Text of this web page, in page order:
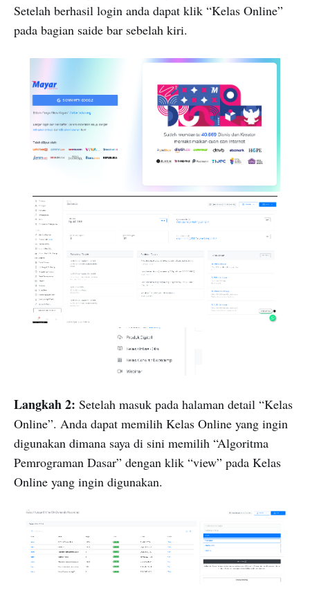
Setelah berhasil login anda dapat klik “Kelas Online”
pada bagian saide bar sebelah kiri.
Langkah 2: Setelah masuk pada halaman detail “Kelas
Online”. Anda dapat memilih Kelas Online yang ingin
digunakan dimana saya di sini memilih “Algoritma
Pemrograman Dasar” dengan klik “view” pada Kelas
Online yang ingin digunakan.